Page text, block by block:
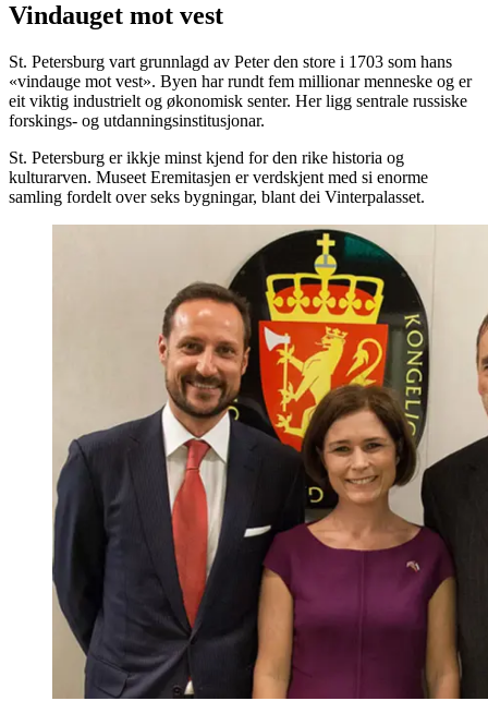
Vindauget mot vest
St. Petersburg vart grunnlagd av Peter den store i 1703 som hans
«vindauge mot vest». Byen har rundt fem millionar menneske og er
eit viktig industrielt og økonomisk senter. Her ligg sentrale russiske
forskings- og utdanningsinstitusjonar.
St. Petersburg er ikkje minst kjend for den rike historia og
kulturarven. Museet Eremitasjen er verdskjent med si enorme
samling fordelt over seks bygningar, blant dei Vinterpalasset.